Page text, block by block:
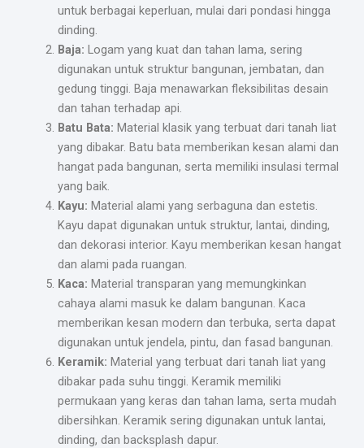
untuk berbagai keperluan, mulai dari pondasi hingga
dinding.
Baja: Logam yang kuat dan tahan lama, sering
digunakan untuk struktur bangunan, jembatan, dan
gedung tinggi. Baja menawarkan fleksibilitas desain
dan tahan terhadap api.
Batu Bata: Material klasik yang terbuat dari tanah liat
yang dibakar. Batu bata memberikan kesan alami dan
hangat pada bangunan, serta memiliki insulasi termal
yang baik.
Kayu: Material alami yang serbaguna dan estetis.
Kayu dapat digunakan untuk struktur, lantai, dinding,
dan dekorasi interior. Kayu memberikan kesan hangat
dan alami pada ruangan.
Kaca: Material transparan yang memungkinkan
cahaya alami masuk ke dalam bangunan. Kaca
memberikan kesan modern dan terbuka, serta dapat
digunakan untuk jendela, pintu, dan fasad bangunan.
Keramik: Material yang terbuat dari tanah liat yang
dibakar pada suhu tinggi. Keramik memiliki
permukaan yang keras dan tahan lama, serta mudah
dibersihkan. Keramik sering digunakan untuk lantai,
dinding, dan backsplash dapur.